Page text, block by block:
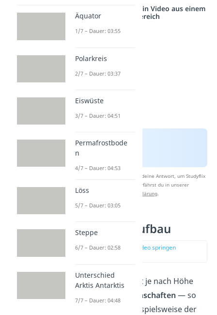
Studyflix vernetzt: Hier ein Video aus einem
anderen Bereich
Nach Beantwortung speichern wir deine Antwort, um Studyflix
zu verbessern. Mehr dazu erfährst du in unserer
Datenschutzerklärung
Atmosphäre Aufbau
zur Stelle im Video springen
Die Erdatmosphäre hat je nach Höhe
unterschiedliche Eigenschaften — so
unterscheiden sich beispielsweise der
Äquator
1/7 – Dauer: 03:55
Polarkreis
2/7 – Dauer: 03:37
Eiswüste
3/7 – Dauer: 04:51
Permafrostbode
n
4/7 – Dauer: 04:53
Löss
5/7 – Dauer: 03:05
Steppe
6/7 – Dauer: 02:58
Unterschied
Arktis Antarktis
7/7 – Dauer: 04:48